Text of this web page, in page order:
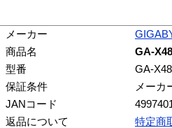
メーカー
商品名
GA-
型番
GA-
保証条件
メーカ
JANコード
返品について
特定商